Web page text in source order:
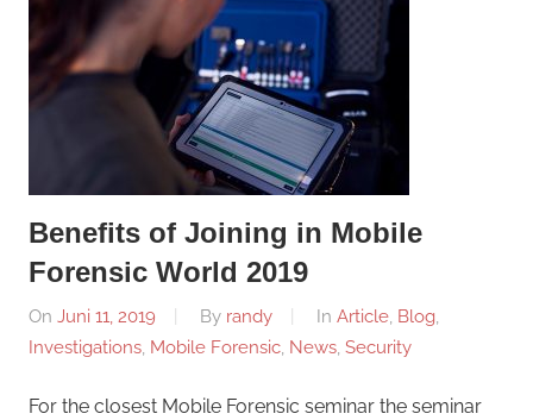
Dunia
Mobile
Forensik
Informasi
Konferensi
Dunia
Benefits of Joining in Mobile
Forensic World 2019
On Juni 11, 2019 By randy In Article, Blog,
Investigations, Mobile Forensic, News, Security
For the closest Mobile Forensic seminar the seminar